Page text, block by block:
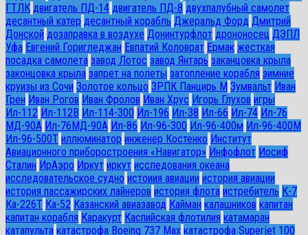
ГТЛК двигатель ПД-14 двигатель ПД-8 двухпалубный самолет
десантный катер десантный корабль Джеральд Форд Дмитрий
Донской дозаправка в воздухе Донинтурфлот дрононосец ДЭПЛ
Уфа Евгений Горигледжан Евпатий Коловрат Ермак жесткая
посадка самолета завод Лотос завод Янтарь заканцовка крыла
законцовка крыла запрет на полеты затопление корабля зимние
круизы из Сочи Золотое кольцо ЗРПК Панцирь М Зумвальт Иван
Грен Иван Рогов Иван Фролов Иван Хрус Игорь Глухов игры
Ил-112 Ил-112В Ил-114-300 Ил-196 Ил-38 Ил-66 Ил-74 Ил-76
МД-90А Ил-76МД-90А Ил-86 Ил-96-300 Ил-96-400м Ил-96-400М
Ил-96-500Т иллюминатор инженер Костенко Институт
Авиационного приборостроения «Навигатор» Инфофлот Иосиф
Сталин ИрАэро Иркут иркут исследования океана
исследовательское судно истоиия авиации история авиации
история пассажирских лайнеров история флота истребитель К-7
Ка-226Т Ка-52 Казанский авиазавод Кайман калашников капитан
капитан корабля Каракурт Каспийская флотилия катамаран
катапульта катастрофа Boeing 737 Max катастрофа Superjet 100